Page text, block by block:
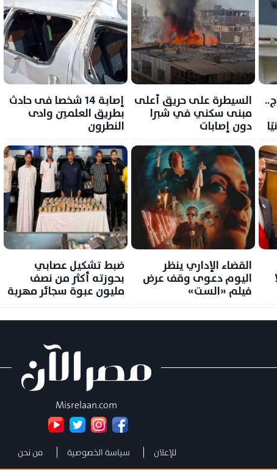
السيطرة على حريق أعلى
مبنى سكني في شبرا
دون إصابات
إصابة 14 شخصا فى حادث
بطريق العلمين وادى
النطرون
القضاء الإداري ينظر
اليوم دعوى وقف عرض
فيلم «الست»
ضبط تشكيل عصابي
بحوزته أكثر من نصف
مليون عبوة سجائر مهربة
Misrelaan.com
للإعلان سياسة الخصوصية من نحن